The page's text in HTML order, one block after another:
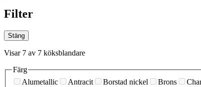
Filter
Stäng
Visar 7 av 7 köksblandare
Färg
Alumetallic
Antracit Borstad nickel Brons